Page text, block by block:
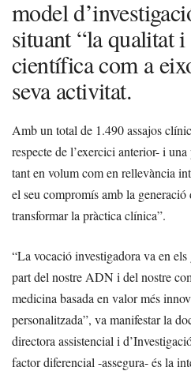
model
situant “la qualitat
científica com a
seva activitat.
Amb un total de 1.490 assajos
respecte de l’exercici anterior- i
tant en volum com en rellevància
el seu compromís amb la
transformar la pràctica clínica”.
“La vocació investigadora va en
part del nostre ADN i del nostre
medicina basada en valor més
personalitzada”, va manifestar la
directora assistencial i
factor diferencial -assegura- és la